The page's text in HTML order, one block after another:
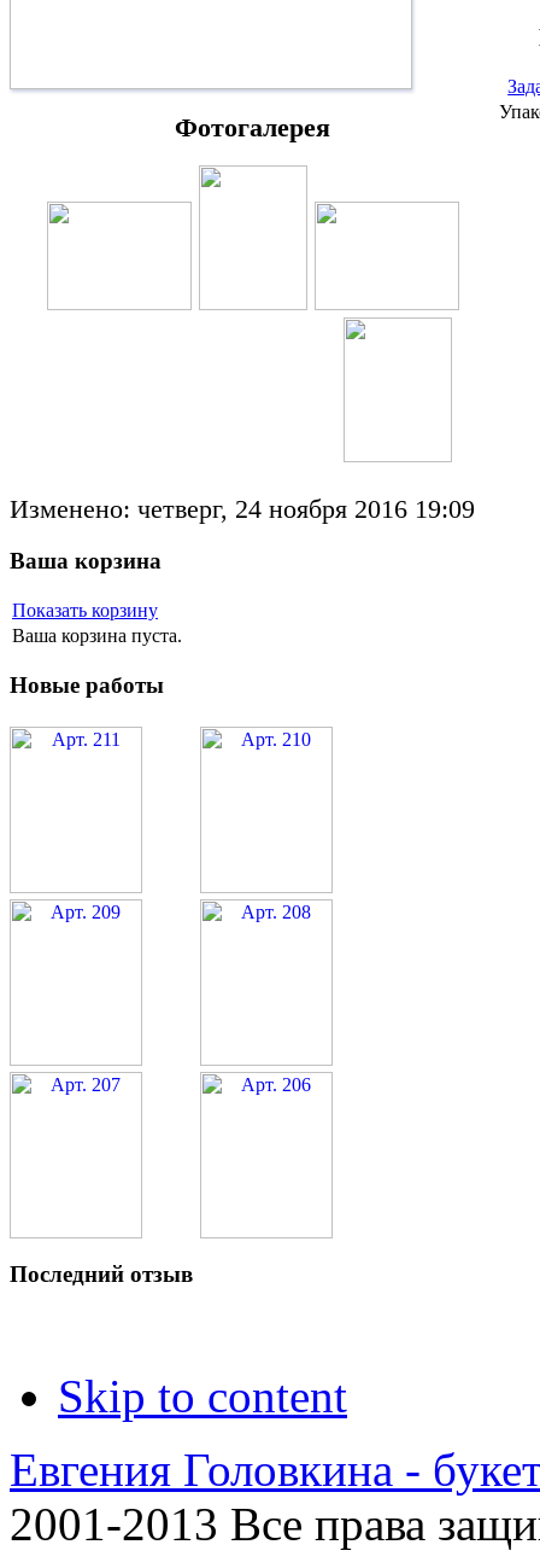
Фотогалерея
Изменено: четверг, 24 ноября 2016 19:09
Ваша корзина
Показать корзину
Ваша корзина пуста.
Новые работы
Последний отзыв
Skip to content
Евгения Головкина -
2001-2013 Все права